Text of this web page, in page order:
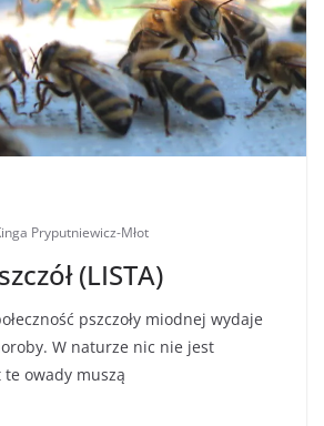
Pryputniewicz-Młot
(LISTA)
pszczoły miodnej wydaje
W naturze nic nie jest
te owady muszą